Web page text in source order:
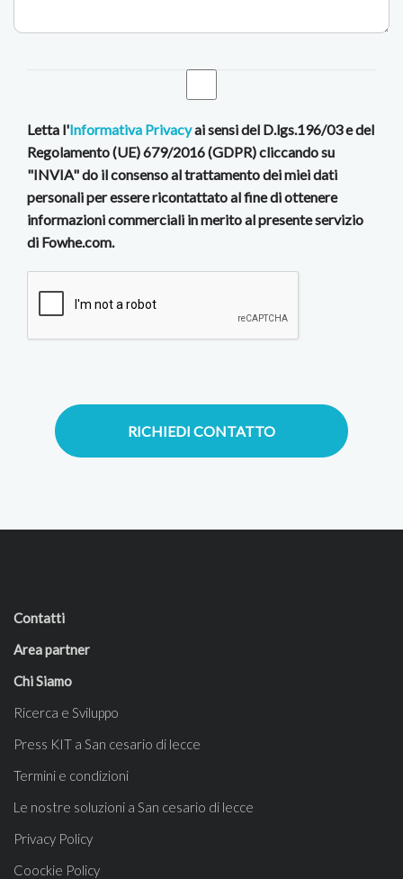
Letta l'Informativa Privacyai sensi del D.lgs.196/03 e del
Regolamento (UE) 679/2016 (GDPR) cliccando su
"INVIA" do il consenso al trattamento dei miei dati
personali per essere ricontattato al fine di ottenere
informazioni commerciali in merito al presente servizio
di Fowhe.com.
RICHIEDI CONTATTO
Contatti
Area partner
Chi Siamo
Ricerca e Sviluppo
Press KIT a San cesario di lecce
Termini e condizioni
Le nostre soluzioni a San cesario di lecce
Privacy Policy
Coockie Policy